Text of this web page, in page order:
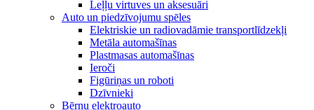
Leļļu virtuves un aksesuāri
Auto un piedzīvojumu spēles
Elektriskie un radiovadāmie transportlīdzekļi
Metāla automašīnas
Plastmasas automašīnas
Ieroči
Figūriņas un roboti
Dzīvnieki
Bērnu elektroauto